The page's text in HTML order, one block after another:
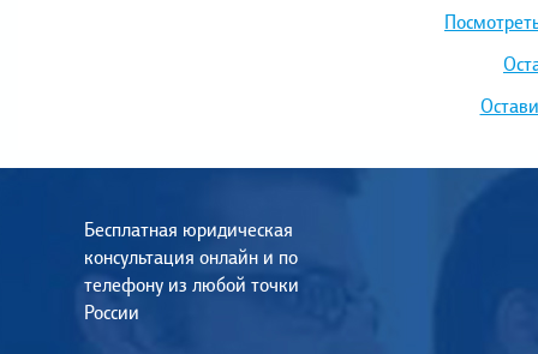
Бесплатная юридическая
консультация онлайн и по
телефону из любой точки
России